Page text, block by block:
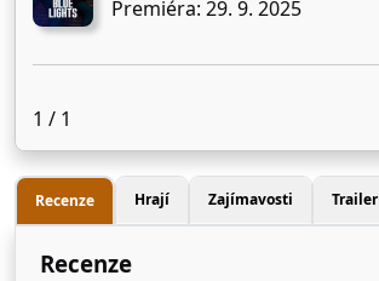
Premiéra: 29. 9. 2025
1 / 1
Recenze Hrají Zajímavosti Trailer
Recenze